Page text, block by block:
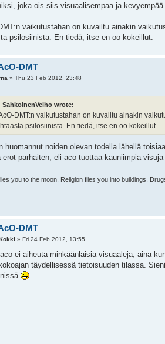
joka ois siis visuaalisempaa ja kevyempää
vaikutustahan on kuvailtu ainakin
psilosiinista. En tiedä, itse en oo kokeillut.
DMT
» Thu 23 Feb 2012, 23:48
SahkoinenVelho wrote:
DMT:n vaikutustahan on kuvailtu ainakin
psilosiinista. En tiedä, itse en oo kokeillut.
huomannut noiden olevan todella lähellä
erot parhaiten, eli aco tuottaa kauniimpia visuja
you to the moon. Religion flies you into buildings.
DMT
» Fri 24 Feb 2012, 13:55
ei aiheuta minkäänlaisia visuaaleja, aina
täydellisessä tietoisuuden tilassa.